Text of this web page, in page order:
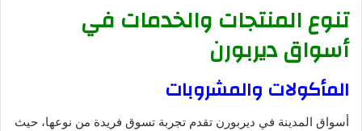
تنوع المنتجات والخدمات في
أسواق ديربورن
المأكولات والمشروبات
أسواق المدينة في ديربورن تقدم تجربة تسوق فريدة من نوعها، حيث